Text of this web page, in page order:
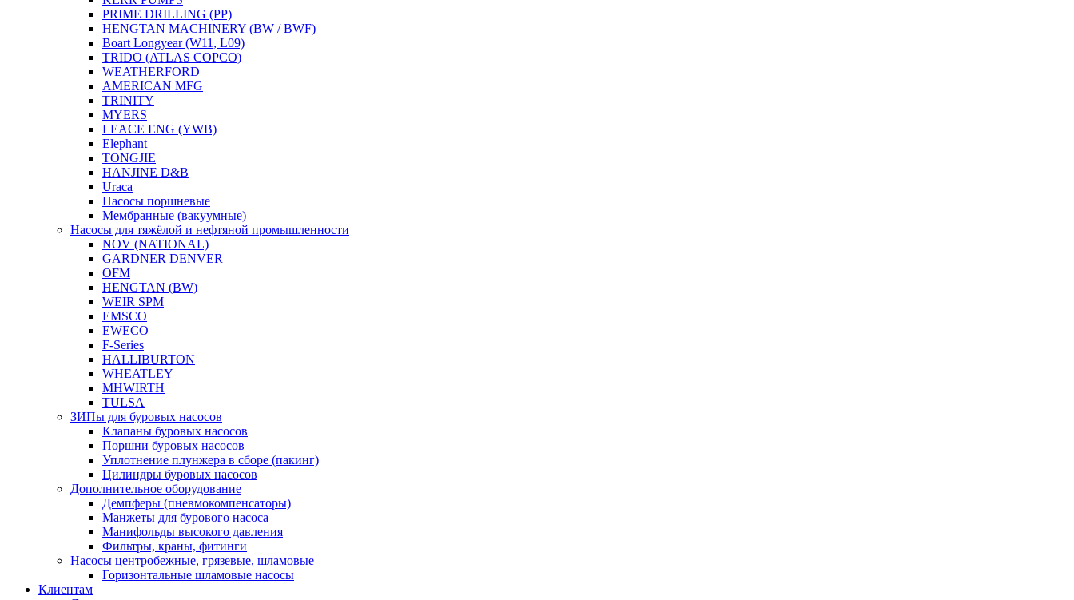
PRIME DRILLING (PP)
HENGTAN MACHINERY (BW / BWF)
Boart Longyear (W11, L09)
TRIDO (ATLAS COPCO)
WEATHERFORD
AMERICAN MFG
TRINITY
MYERS
LEACE ENG (YWB)
Elephant
TONGJIE
HANJINE D&B
Uraca
Насосы поршневые
Мембранные (вакуумные)
Насосы для тяжёлой и нефтяной промышленности
NOV (NATIONAL)
GARDNER DENVER
OFM
HENGTAN (BW)
WEIR SPM
EMSCO
EWECO
F-Series
HALLIBURTON
WHEATLEY
MHWIRTH
TULSA
ЗИПы для буровых насосов
Клапаны буровых насосов
Поршни буровых насосов
Уплотнение плунжера в сборе (пакинг)
Цилиндры буровых насосов
Дополнительное оборудование
Демпферы (пневмокомпенсаторы)
Манжеты для бурового насоса
Манифольды высокого давления
Фильтры, краны, фитинги
Насосы центробежные, грязевые, шламовые
Горизонтальные шламовые насосы
Клиентам